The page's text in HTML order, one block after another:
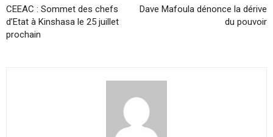
CEEAC : Sommet des chefs
d’Etat à Kinshasa le 25 juillet
prochain
Dave Mafoula dénonce la dérive
du pouvoir